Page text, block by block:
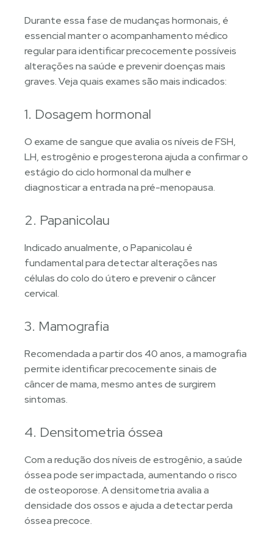
Durante essa fase de mudanças hormonais, é
essencial manter o acompanhamento médico
regular para identificar precocemente possíveis
alterações na saúde e prevenir doenças mais
graves. Veja quais exames são mais indicados:
1. Dosagem hormonal
O exame de sangue que avalia os níveis de FSH,
LH, estrogênio e progesterona ajuda a confirmar o
estágio do ciclo hormonal da mulher e
diagnosticar a entrada na pré-menopausa.
2. Papanicolau
Indicado anualmente, o Papanicolau é
fundamental para detectar alterações nas
células do colo do útero e prevenir o câncer
cervical.
3. Mamografia
Recomendada a partir dos 40 anos, a mamografia
permite identificar precocemente sinais de
câncer de mama, mesmo antes de surgirem
sintomas.
4. Densitometria óssea
Com a redução dos níveis de estrogênio, a saúde
óssea pode ser impactada, aumentando o risco
de osteoporose. A densitometria avalia a
densidade dos ossos e ajuda a detectar perda
óssea precoce.